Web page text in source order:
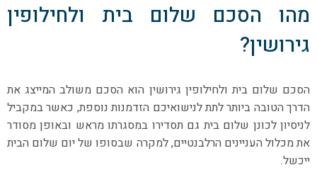
מהו הסכם שלום בית ולחילופין
גירושין?
הסכם שלום בית ולחילופין גירושין הוא הסכם משולב המייצג את
הדרך הטובה ביותר לתת לנישואיכם הזדמנות נוספת, כאשר במקביל
לניסיון לכונן שלום בית גם תסדירו במסגרתו מראש ובאופן מסודר
את מכלול העניינים הרלבנטיים, למקרה שבסופו של יום שלום הבית
ייכשל.